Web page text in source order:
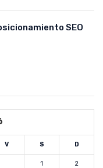
SEO
V S D
1 2